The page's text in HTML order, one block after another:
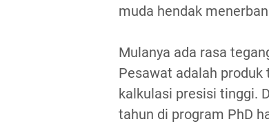
muda hendak
Mulanya ada rasa
Pesawat adalah
kalkulasi presisi tinggi.
tahun di program PhD